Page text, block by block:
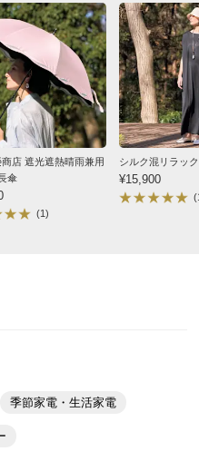
店 遮光遮熱晴雨兼用
傘
(1)
シルク混リラッ
¥15,900
季節家電・生活家電